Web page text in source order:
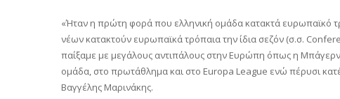
«Ήταν η πρώτη φορά που ελληνική ομάδα κατακτά ευρωπαϊκό
νέων κατακτούν ευρωπαϊκά τρόπαια την ίδια σεζόν (σ.σ.
παίξαμε με μεγάλους αντιπάλους στην Ευρώπη όπως η
ομάδα, στο πρωτάθλημα και στο Europa League ενώ πέρυσι
Βαγγέλης Μαρινάκης.